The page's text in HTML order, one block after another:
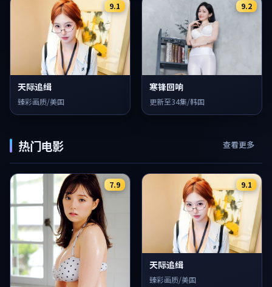
9.1
天际追缉
臻彩画质/美国
9.2
寒锋回响
更新至34集/韩国
热门电影 查看更多
7.9 9.1
天际追缉
臻彩画质/美国